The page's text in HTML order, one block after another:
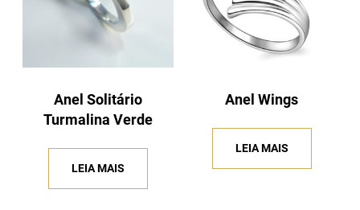
Anel Solitário
Turmalina Verde
LEIA MAIS
Anel Wings
LEIA MAIS